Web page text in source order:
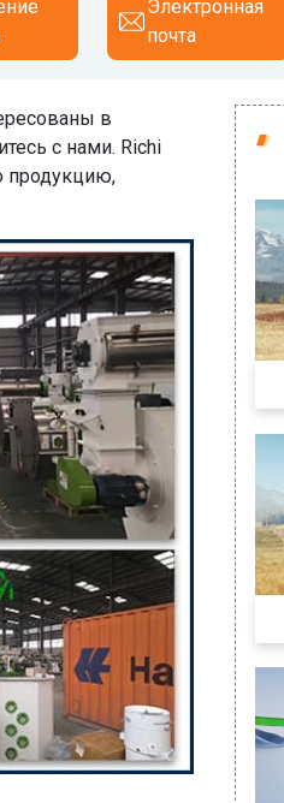
Электронная
почта
в
с нами. Richi
продукцию,